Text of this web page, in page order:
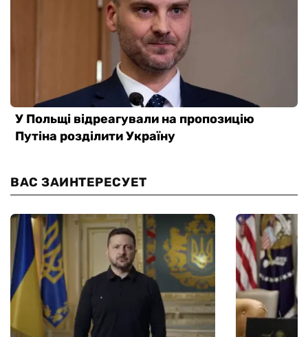
ВАС ЗАИНТЕРЕСУЕТ